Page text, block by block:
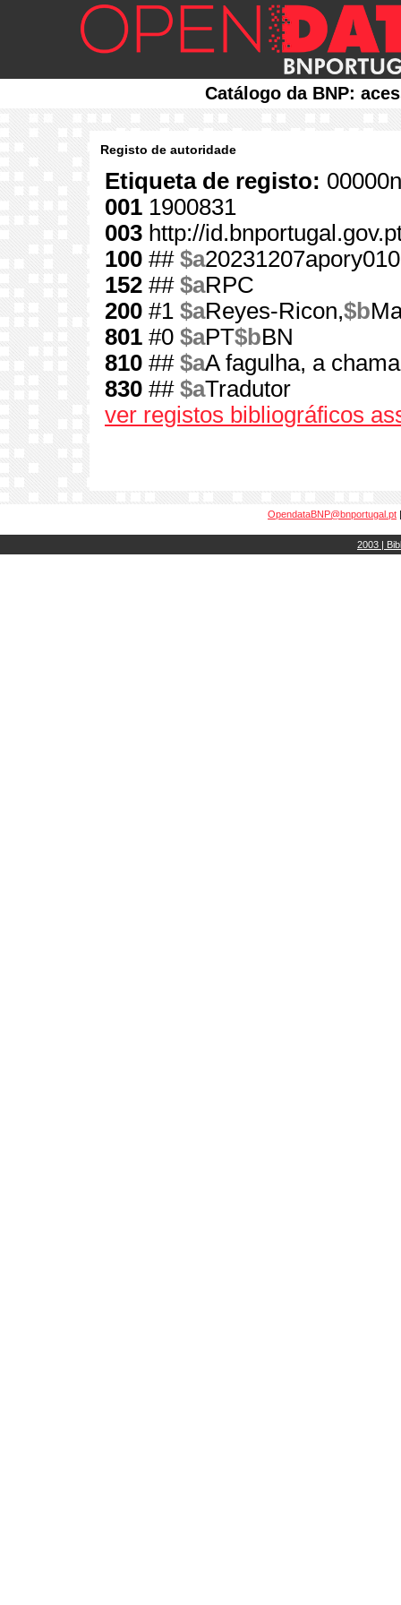
Catálogo da BNP:
Registo de autoridade
Etiqueta de registo:
001 1900831
003 http://
100 ## $a
152 ## $aRPC
200 #1 $aReyes-Ricon,$b
801 #0 $aPT$bBN
810 ## $aA fagulha, a
830 ## $aTradutor
ver registos bibliográficos
OpendataBNP@bnportugal.pt
2003 |